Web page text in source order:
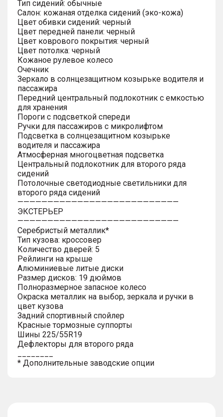
Тип сидений: обычные
Салон: кожаная отделка сидений (эко-кожа)
Цвет обивки сидений: черный
Цвет передней панели: черный
Цвет коврового покрытия: черный
Цвет потолка: черный
Кожаное рулевое колесо
Очечник
Зеркало в солнцезащитном козырьке водителя и
пассажира
Передний центральный подлокотник с емкостью
для хранения
Пороги с подсветкой спереди
Ручки для пассажиров с микролифтом
Подсветка в солнцезащитном козырьке
водителя и пассажира
Атмосферная многоцветная подсветка
Центральный подлокотник для второго ряда
сидений
Потолочные светодиодные светильники для
второго ряда сидений
———————————————————————————
ЭКСТЕРЬЕР
———————————————————————————
Серебристый металлик*
Тип кузова: кроссовер
Количество дверей: 5
Рейлинги на крыше
Алюминиевые литые диски
Размер дисков: 19 дюймов
Полноразмерное запасное колесо
Окраска металлик на выбор, зеркала и ручки в
цвет кузова
Задний спортивный спойлер
Красные тормозные суппорты
Шины 225/55R19
Дефлекторы для второго ряда
* Дополнительные заводские опции